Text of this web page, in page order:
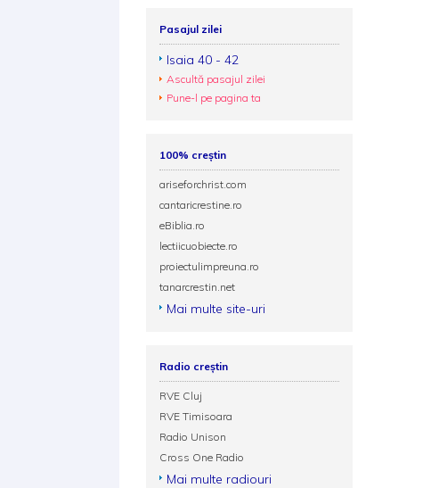
Pasajul zilei
Isaia 40 - 42
Ascultă pasajul zilei
Pune-l pe pagina ta
100% creștin
ariseforchrist.com
cantaricrestine.ro
eBiblia.ro
lectiicuobiecte.ro
proiectulimpreuna.ro
tanarcrestin.net
Mai multe site-uri
Radio creștin
RVE Cluj
RVE Timisoara
Radio Unison
Cross One Radio
Mai multe radiouri